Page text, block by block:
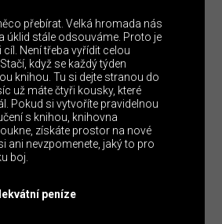
přebírat. Velká hromada nás
úklid stále odsouváme. Proto je
Není třeba vyřídit celou
když se každý týden
knihou. Tu si dejte stranou do
už máte čtyři kousky, které
Pokud si vytvoříte pravidelnou
s knihou, knihovna
získáte prostor na nové
ani nevzpomenete, jaký to pro
boj.
peníze